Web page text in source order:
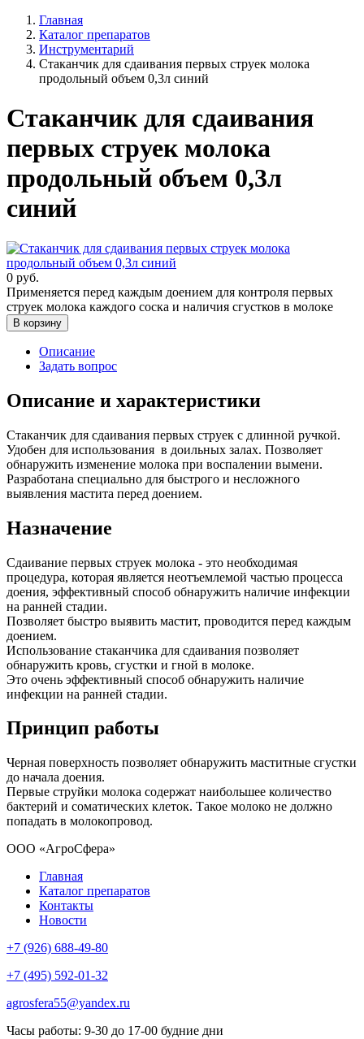
Главная
Каталог препаратов
Инструментарий
Стаканчик для сдаивания первых струек молока
продольный объем 0,3л синий
Стаканчик для сдаивания
первых струек молока
продольный объем 0,3л
синий
0 руб.
Применяется перед каждым доением для контроля первых
струек молока каждого соска и наличия сгустков в молоке
В корзину
Описание
Задать вопрос
Описание и характеристики
Стаканчик для сдаивания первых струек с длинной ручкой.
Удобен для использования в доильных залах. Позволяет
обнаружить изменение молока при воспалении вымени.
Разработана специально для быстрого и несложного
выявления мастита перед доением.
Назначение
Сдаивание первых струек молока - это необходимая
процедура, которая является неотъемлемой частью процесса
доения, эффективный способ обнаружить наличие инфекции
на ранней стадии.
Позволяет быстро выявить мастит, проводится перед каждым
доением.
Использование стаканчика для сдаивания позволяет
обнаружить кровь, сгустки и гной в молоке.
Это очень эффективный способ обнаружить наличие
инфекции на ранней стадии.
Принцип работы
Черная поверхность позволяет обнаружить маститные сгустки
до начала доения.
Первые струйки молока содержат наибольшее количество
бактерий и соматических клеток. Такое молоко не должно
попадать в молокопровод.
ООО «АгроСфера»
Главная
Каталог препаратов
Контакты
Новости
+7 (926) 688-49-80
+7 (495) 592-01-32
agrosfera55@yandex.ru
Часы работы: 9-30 до 17-00 будние дни